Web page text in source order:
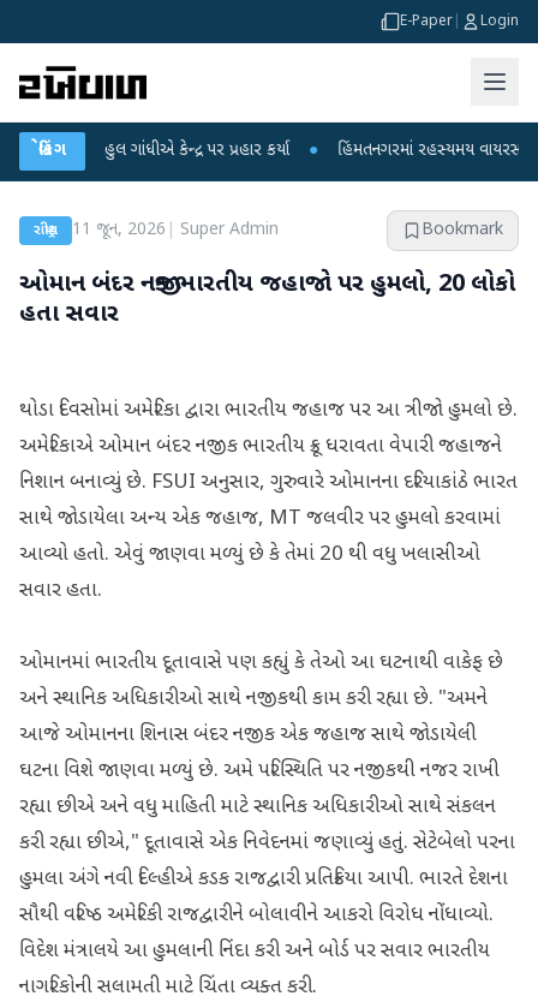
E-Paper Login
બ્રેકિંગ
રાહુલ ગાંધીએ કેન્દ્ર પર પ્રહાર કર્યા ● હિંમતનગરમાં રહસ્યમય વાયરસ કે
રાષ્ટ્રીય 11 જૂન, 2026 Super Admin Bookmark
ઓમાન બંદર નજીક ભારતીય જહાજો પર હુમલો, 20 લોકો
હતા સવાર
થોડા દિવસોમાં અમેરિકા દ્વારા ભારતીય જહાજ પર આ ત્રીજો હુમલો છે.
અમેરિકાએ ઓમાન બંદર નજીક ભારતીય ક્રૂ ધરાવતા વેપારી જહાજને
નિશાન બનાવ્યું છે. FSUI અનુસાર, ગુરુવારે ઓમાનના દરિયાકાંઠે ભારત
સાથે જોડાયેલા અન્ય એક જહાજ, MT જલવીર પર હુમલો કરવામાં
આવ્યો હતો. એવું જાણવા મળ્યું છે કે તેમાં 20 થી વધુ ખલાસીઓ
સવાર હતા.
ઓમાનમાં ભારતીય દૂતાવાસે પણ કહ્યું કે તેઓ આ ઘટનાથી વાકેફ છે
અને સ્થાનિક અધિકારીઓ સાથે નજીકથી કામ કરી રહ્યા છે. "અમને
આજે ઓમાનના શિનાસ બંદર નજીક એક જહાજ સાથે જોડાયેલી
ઘટના વિશે જાણવા મળ્યું છે. અમે પરિસ્થિતિ પર નજીકથી નજર રાખી
રહ્યા છીએ અને વધુ માહિતી માટે સ્થાનિક અધિકારીઓ સાથે સંકલન
કરી રહ્યા છીએ," દૂતાવાસે એક નિવેદનમાં જણાવ્યું હતું. સેટેબેલો પરના
હુમલા અંગે નવી દિલ્હીએ કડક રાજદ્વારી પ્રતિક્રિયા આપી. ભારતે દેશના
સૌથી વરિષ્ઠ અમેરિકી રાજદ્વારીને બોલાવીને આકરો વિરોધ નોંધાવ્યો.
વિદેશ મંત્રાલયે આ હુમલાની નિંદા કરી અને બોર્ડ પર સવાર ભારતીય
નાગરિકોની સલામતી માટે ચિંતા વ્યક્ત કરી.